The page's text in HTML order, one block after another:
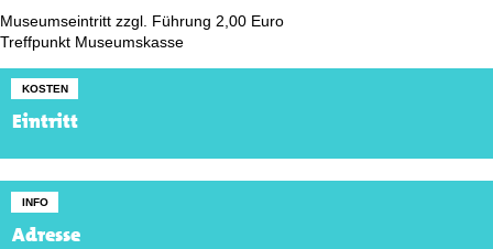
Museumseintritt zzgl. Führung 2,00 Euro
Treffpunkt Museumskasse
KOSTEN
Eintritt
INFO
Adresse